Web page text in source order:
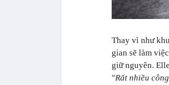
Thay vì như
gian sẽ làm
giữ nguyên.
"Rất nhiều